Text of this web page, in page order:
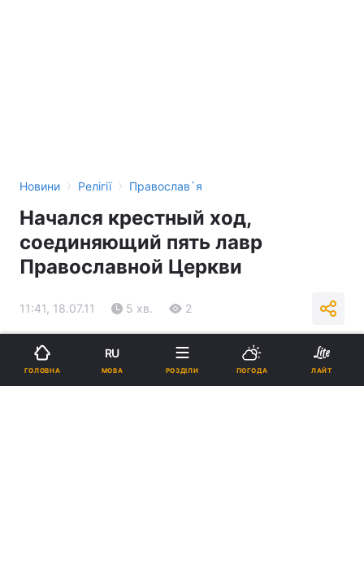
Новини › Релігії › Православ`я
Начался крестный ход,
соединяющий пять лавр
Православной Церкви
11:41, 18.07.11 5 хв. 2
Підпишіться на нас в Google
Реклама
ГОЛОВНА
RU
МОВА РОЗДІЛИ ПОГОДА ЛАЙТ